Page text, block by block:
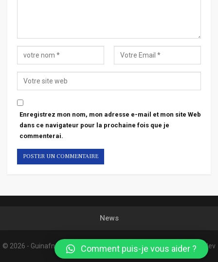
Enregistrez mon nom, mon adresse e-mail et mon site Web
dans ce navigateur pour la prochaine fois que je
commenterai.
News
© 2026 - Guinafnews. All Rights Reserved. Website Design:Confordev
Comment puis-je vous aider ?